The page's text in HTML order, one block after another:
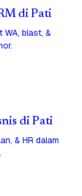
di Pati
WA, blast, &
di Pati
& HR dalam